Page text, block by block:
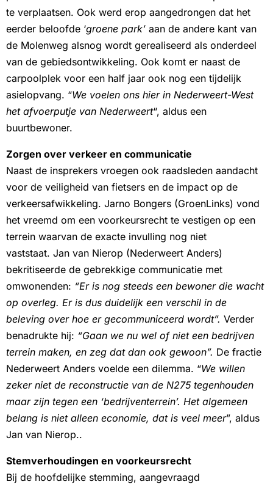
te verplaatsen. Ook werd erop aangedrongen dat het
eerder beloofde ‘groene park’ aan de andere kant van
de Molenweg alsnog wordt gerealiseerd als onderdeel
van de gebiedsontwikkeling. Ook komt er naast de
carpoolplek voor een half jaar ook nog een tijdelijk
asielopvang. “We voelen ons hier in Nederweert-West
het afvoerputje van Nederweert“, aldus een
buurtbewoner.
Zorgen over verkeer en communicatie
Naast de insprekers vroegen ook raadsleden aandacht
voor de veiligheid van fietsers en de impact op de
verkeersafwikkeling. Jarno Bongers (GroenLinks) vond
het vreemd om een voorkeursrecht te vestigen op een
terrein waarvan de exacte invulling nog niet
vaststaat. Jan van Nierop (Nederweert Anders)
bekritiseerde de gebrekkige communicatie met
omwonenden: “Er is nog steeds een bewoner die wacht
op overleg. Er is dus duidelijk een verschil in de
beleving over hoe er gecommuniceerd wordt”. Verder
benadrukte hij: “Gaan we nu wel of niet een bedrijven
terrein maken, en zeg dat dan ook gewoon”. De fractie
Nederweert Anders voelde een dilemma. “We willen
zeker niet de reconstructie van de N275 tegenhouden
maar zijn tegen een ‘bedrijventerrein’. Het algemeen
belang is niet alleen economie, dat is veel meer”, aldus
Jan van Nierop..
Stemverhoudingen en voorkeursrecht
Bij de hoofdelijke stemming, aangevraagd